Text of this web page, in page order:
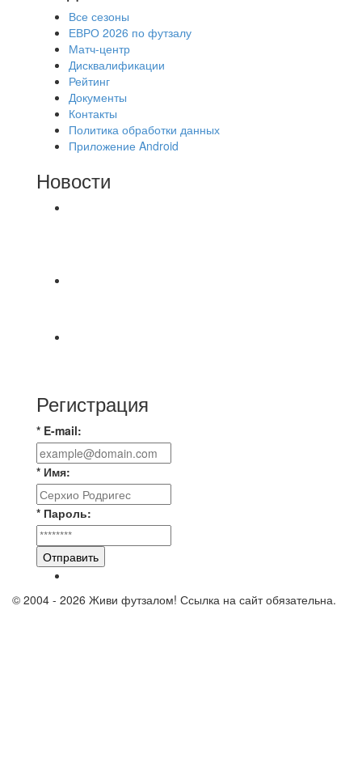
Все сезоны
ЕВРО 2026 по футзалу
Матч-центр
Дисквалификации
Рейтинг
Документы
Контакты
Политика обработки данных
Приложение Android
Новости
Регистрация
* E-mail:
* Имя:
* Пароль:
Отправить
© 2004 - 2026 Живи футзалом! Ссылка на сайт обязательна.